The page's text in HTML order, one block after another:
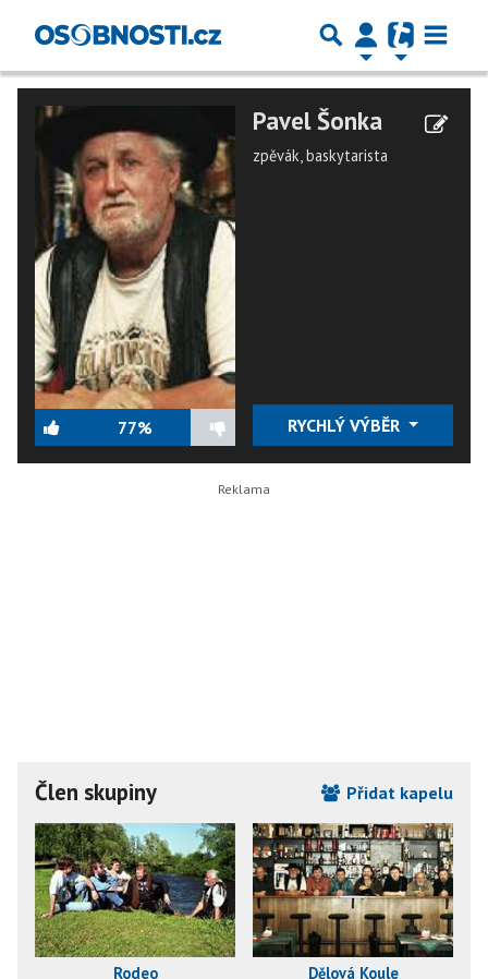
77%
Pavel Šonka
zpěvák, baskytarista
RYCHLÝ VÝBĚR
Člen skupiny Přidat kapelu
Rodeo Dělová Koule